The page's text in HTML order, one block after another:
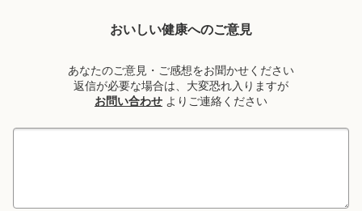
おいしい健康へのご意見
あなたのご意見・ご感想をお聞かせください
返信が必要な場合は、大変恐れ入りますが
お問い合わせ よりご連絡ください